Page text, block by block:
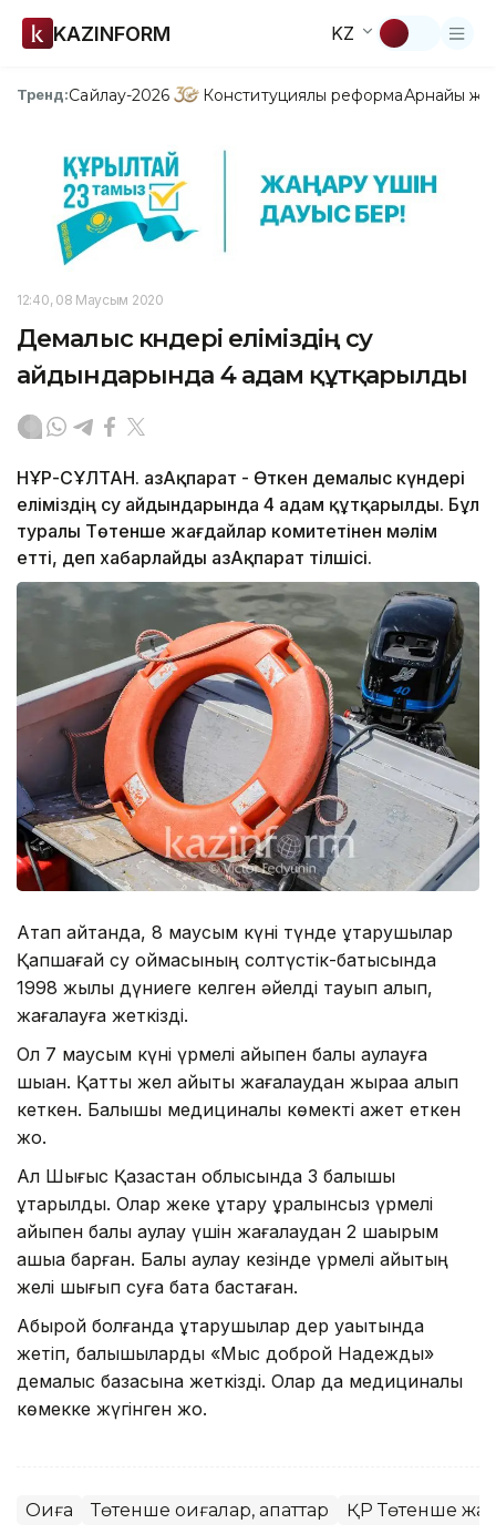
KAZINFORM KZ
Тренд:Сайлау-2026 Конституциялық реформаАрнайы
12:40, 08 Маусым 2020
Демалыс күндері еліміздің су
айдындарында 4 адам құтқарылды
НҰР-СҰЛТАН. ҚазАқпарат - Өткен демалыс күндері
еліміздің су айдындарында 4 адам құтқарылды. Бұл
туралы Төтенше жағдайлар комитетінен мәлім
етті, деп хабарлайды ҚазАқпарат тілшісі.
Атап айтқанда, 8 маусым күні түнде құтқарушылар
Қапшағай су қоймасының солтүстік-батысында
1998 жылы дүниеге келген әйелді тауып алып,
жағалауға жеткізді.
Ол 7 маусым күні үрмелі қайықпен балық аулауға
шыққан. Қатты жел қайықты жағалаудан жыраққа алып
кеткен. Балықшы медициналық көмекті қажет еткен
жоқ.
Ал Шығыс Қазақстан облысында 3 балықшы
құтқарылды. Олар жеке құтқару құралынсыз үрмелі
қайықпен балық аулау үшін жағалаудан 2 шақырым
қашыққа барған. Балық аулау кезінде үрмелі қайықтың
желі шығып суға бата бастаған.
Абырой болғанда құтқарушылар дер уақытында
жетіп, балықшыларды «Мыс доброй Надежды»
демалыс базасына жеткізді. Олар да медициналық
көмекке жүгінген жоқ.
Оқиға Төтенше оқиғалар, апаттар ҚР Төтенше